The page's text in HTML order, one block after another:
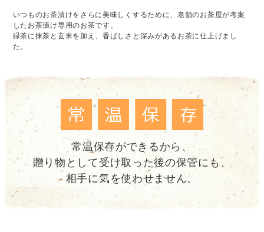
いつものお茶漬けをさらに美味しくするために、老舗のお茶屋が考案
したお茶漬け専用のお茶です。
緑茶に抹茶と玄米を加え、香ばしさと深みがあるお茶に仕上げまし
た。
常温保存ができるから、
贈り物として受け取った後の保管にも、
相手に気を使わせません。